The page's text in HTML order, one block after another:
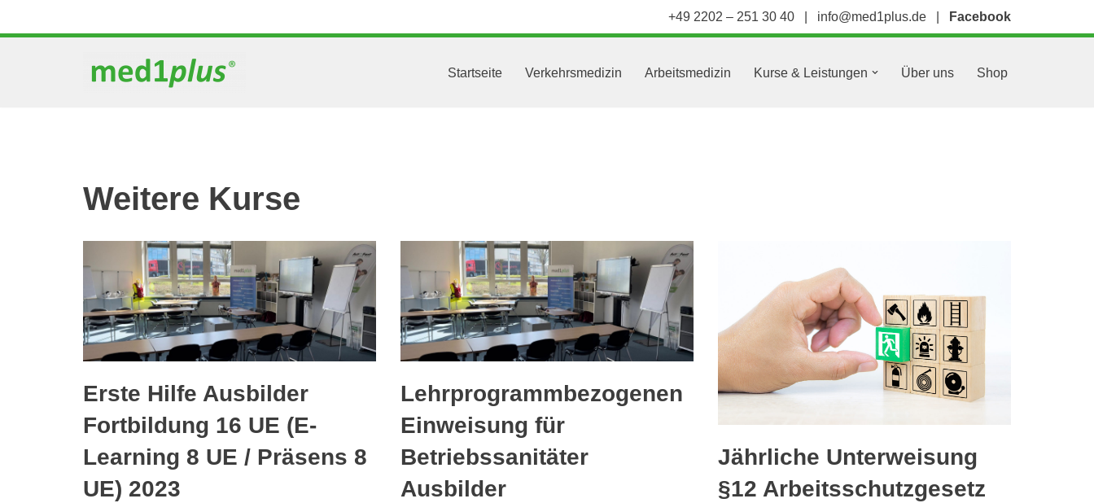
+49 2202 – 251 30 40 info@med1plus.de Facebook
Startseite Verkehrsmedizin Arbeitsmedizin Kurse & Leistungen Über uns Shop
Weitere Kurse
Erste Hilfe Ausbilder
Fortbildung 16 UE (E-
Learning 8 UE / Präsens 8
UE) 2023
Lehrprogrammbezogenen
Einweisung für
Betriebssanitäter
Ausbilder
Jährliche Unterweisung
§12 Arbeitsschutzgesetz